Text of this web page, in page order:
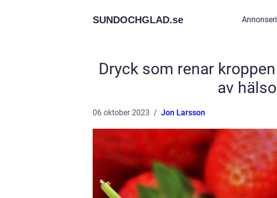
SUNDOCHGLAD.se
Dryck som renar
av
06 oktober 2023 Jon Larsson